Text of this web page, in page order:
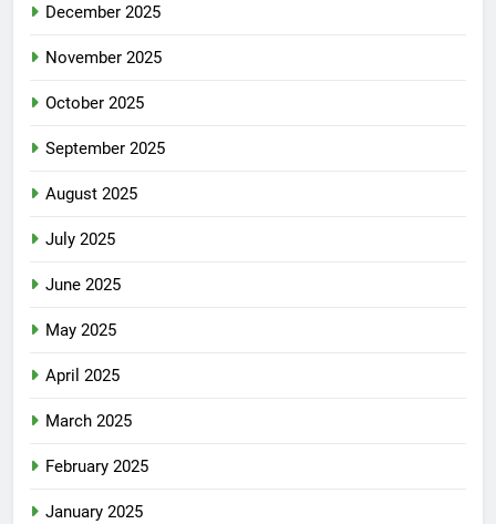
December 2025
November 2025
October 2025
September 2025
August 2025
July 2025
June 2025
May 2025
April 2025
March 2025
February 2025
January 2025